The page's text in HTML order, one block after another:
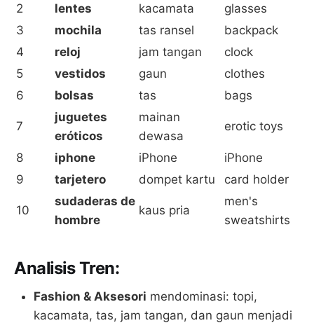
2
lentes kacamata
glasses
3
mochila tas ransel
backpack
4
reloj jam tangan
clock
5
vestidos gaun
clothes
6
bolsas tas bags
7
juguetes
eróticos
mainan
dewasa
erotic toys
8 iphone iPhone
iPhone
9
tarjetero dompet kartu card holder
10
sudaderas de
hombre
kaus pria
men's
sweatshirts
Analisis Tren:
Fashion & Aksesori mendominasi: topi,
kacamata, tas, jam tangan, dan gaun menjadi